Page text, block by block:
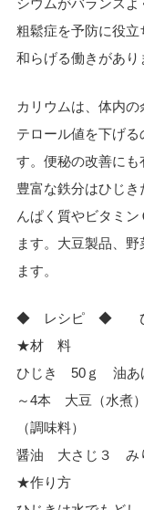
シウムがバランス
粗鬆症を予防に役
和らげる働きがあり
カリウムは、体内
テロール値を下げ
す。便秘の改善にも
豊富な鉄分はひじ
んぱく質やビタミ
ます。大豆製品、
ます。
◆ レシピ ◆ ひ
★材 料
ひじき 50ｇ 油
～4本 大豆（水煮
（調味料）
醤油 大さじ３
★作り方